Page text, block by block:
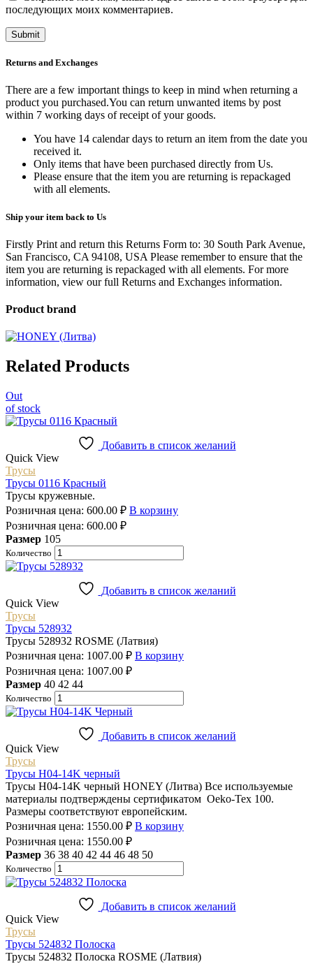
последующих моих комментариев.
Returns and Exchanges
There are a few important things to keep in mind when returning a
product you purchased.You can return unwanted items by post
within 7 working days of receipt of your goods.
You have 14 calendar days to return an item from the date you
received it.
Only items that have been purchased directly from Us.
Please ensure that the item you are returning is repackaged
with all elements.
Ship your item back to Us
Firstly Print and return this Returns Form to: 30 South Park Avenue,
San Francisco, CA 94108, USA Please remember to ensure that the
item you are returning is repackaged with all elements. For more
information, view our full Returns and Exchanges information.
Product brand
Related Products
Out
of stock
Добавить в список желаний
Quick View
Трусы
Трусы 0116 Красный
Трусы кружевные.
Розничная цена: 600.00 ₽ В корзину
Розничная цена: 600.00 ₽
Размер 105
Количество
Добавить в список желаний
Quick View
Трусы
Трусы 528932
Трусы 528932 ROSME (Латвия)
Розничная цена: 1007.00 ₽ В корзину
Розничная цена: 1007.00 ₽
Размер 40 42 44
Количество
Добавить в список желаний
Quick View
Трусы
Трусы H04-14K черный
Трусы H04-14K черный HONEY (Литва) Все используемые
материалы подтверждены сертификатом Oeko-Tex 100.
Размеры соответствуют европейским.
Розничная цена: 1550.00 ₽ В корзину
Розничная цена: 1550.00 ₽
Размер 36 38 40 42 44 46 48 50
Количество
Добавить в список желаний
Quick View
Трусы
Трусы 524832 Полоска
Трусы 524832 Полоска ROSME (Латвия)